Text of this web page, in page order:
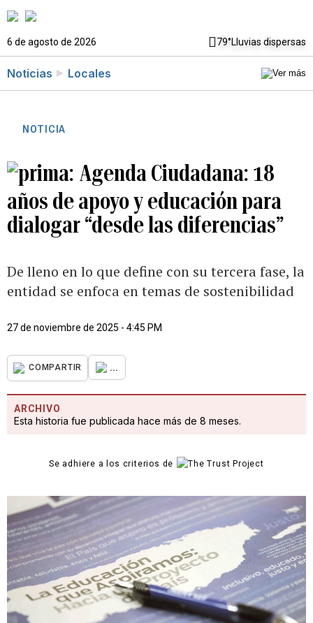
6 de agosto de 2026 79°Lluvias dispersas
Noticias Locales
NOTICIA
Agenda Ciudadana: 18
años de apoyo y educación para
dialogar “desde las diferencias”
De lleno en lo que define con su tercera fase, la
entidad se enfoca en temas de sostenibilidad
27 de noviembre de 2025 - 4:45 PM
COMPARTIR ...
ARCHIVO
Esta historia fue publicada hace más de 8 meses.
Se adhiere a los criterios de